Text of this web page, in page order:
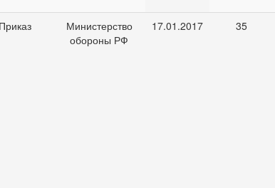
Приказ
Министерство
обороны РФ
17.01.2017 35